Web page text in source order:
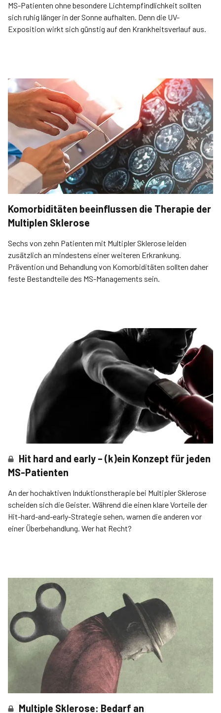
MS-Patienten ohne besondere Lichtempfindlichkeit sollten
sich ruhig länger in der Sonne aufhalten. Denn die UV-
Exposition wirkt sich günstig auf den Krankheitsverlauf aus.
Komorbiditäten beeinflussen die Therapie der
Multiplen Sklerose
Sechs von zehn Patienten mit Multipler Sklerose leiden
zusätzlich an mindestens einer weiteren Erkrankung.
Prävention und Behandlung von Komorbiditäten sollten daher
feste Bestandteile des MS-Managements sein.
Hit hard and early – (k)ein Konzept für jeden
MS-Patienten
An der hochaktiven Induktionstherapie bei Multipler Sklerose
scheiden sich die Geister. Während die einen klare Vorteile der
Hit-hard-and-early-Strategie sehen, warnen die anderen vor
einer Überbehandlung. Wer hat Recht?
Multiple Sklerose: Bedarf an